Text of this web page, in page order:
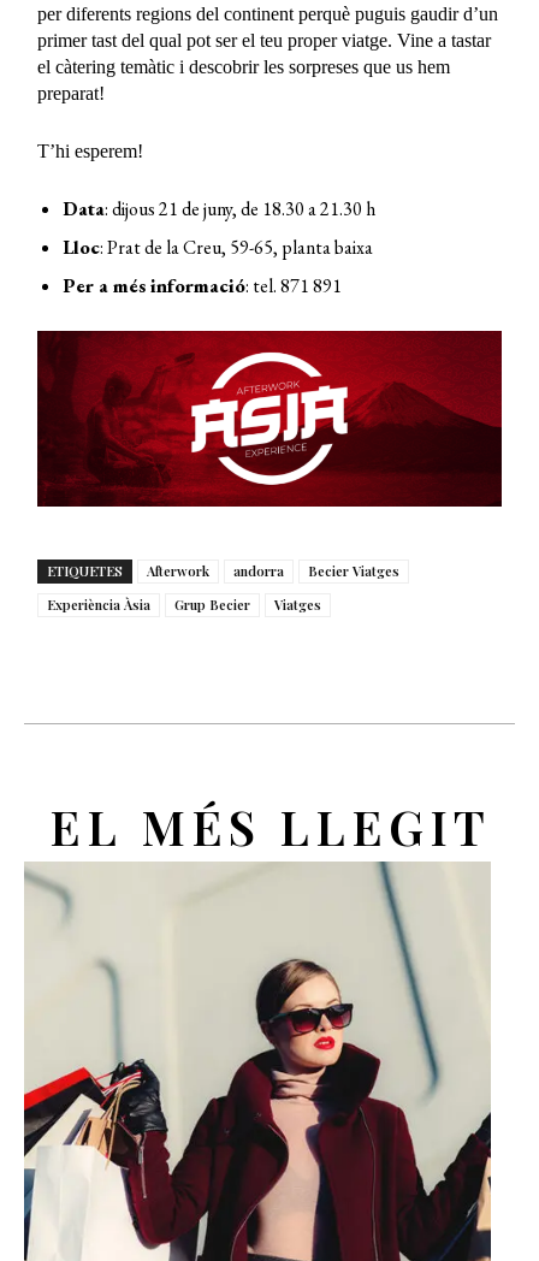
per diferents regions del continent perquè puguis gaudir d’un
primer tast del qual pot ser el teu proper viatge. Vine a tastar
el càtering temàtic i descobrir les sorpreses que us hem
preparat!
T’hi esperem!
Data: dijous 21 de juny, de 18.30 a 21.30 h
Lloc: Prat de la Creu, 59-65, planta baixa
Per a més informació: tel. 871 891
ETIQUETES Afterwork andorra
Becier Viatges
Experiència Àsia
Grup Becier Viatges
EL MÉS LLEGIT